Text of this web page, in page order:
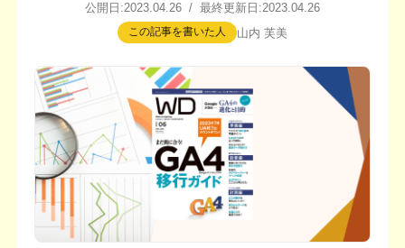
公開日:2023.04.26 / 最終更新日:2023.04.26
この記事を書いた人 山内 芙美